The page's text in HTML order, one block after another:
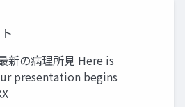
新の病理所見 Here is
presentation begins